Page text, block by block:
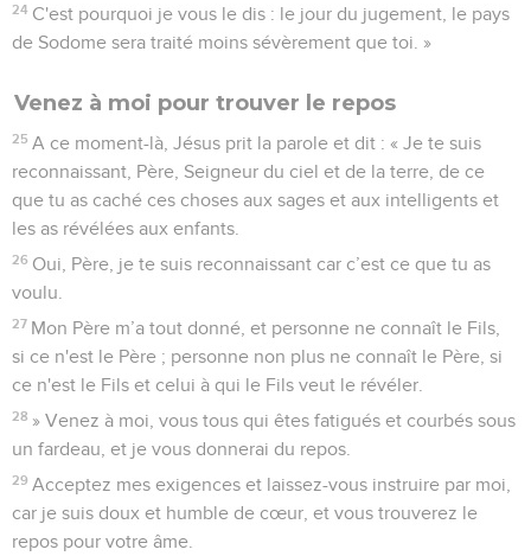
24 C'est pourquoi je vous le dis : le jour du jugement, le pays
de Sodome sera traité moins sévèrement que toi. »
Venez à moi pour trouver le repos
25 A ce moment-là, Jésus prit la parole et dit : « Je te suis
reconnaissant, Père, Seigneur du ciel et de la terre, de ce
que tu as caché ces choses aux sages et aux intelligents et
les as révélées aux enfants.
26 Oui, Père, je te suis reconnaissant car c’est ce que tu as
voulu.
27 Mon Père m’a tout donné, et personne ne connaît le Fils,
si ce n'est le Père ; personne non plus ne connaît le Père, si
ce n'est le Fils et celui à qui le Fils veut le révéler.
28 » Venez à moi, vous tous qui êtes fatigués et courbés sous
un fardeau, et je vous donnerai du repos.
29 Acceptez mes exigences et laissez-vous instruire par moi,
car je suis doux et humble de cœur, et vous trouverez le
repos pour votre âme.